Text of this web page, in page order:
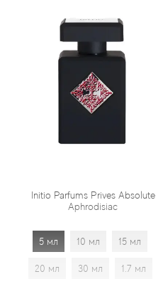
Prives Absolute
15 мл
1.7 мл
5 мл
20 мл